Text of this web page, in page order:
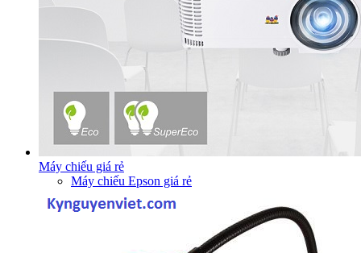
Máy chiếu giá rẻ
Máy chiếu Epson giá rẻ